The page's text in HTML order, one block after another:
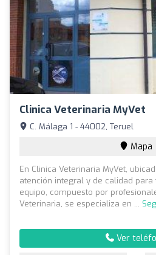
Clinica Veterinaria MyVet
C. Málaga 1 - 44002, Teruel
Mapa
En Clinica Veterinaria MyVet,
atención integral y de calidad para
equipo, compuesto por
Veterinaria, se especializa en ...
Ver